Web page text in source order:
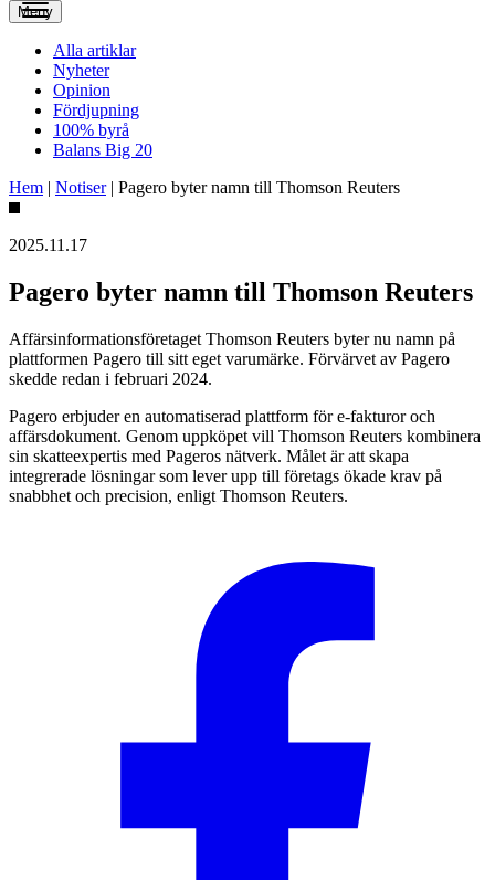
Meny
Alla artiklar
Nyheter
Opinion
Fördjupning
100% byrå
Balans Big 20
Hem | Notiser| Pagero byter namn till Thomson Reuters
2025.11.17
Pagero byter namn till Thomson Reuters
Affärsinformationsföretaget Thomson Reuters byter nu namn på
plattformen Pagero till sitt eget varumärke. Förvärvet av Pagero
skedde redan i februari 2024.
Pagero erbjuder en automatiserad plattform för e-fakturor och
affärsdokument. Genom uppköpet vill Thomson Reuters kombinera
sin skatteexpertis med Pageros nätverk. Målet är att skapa
integrerade lösningar som lever upp till företags ökade krav på
snabbhet och precision, enligt Thomson Reuters.